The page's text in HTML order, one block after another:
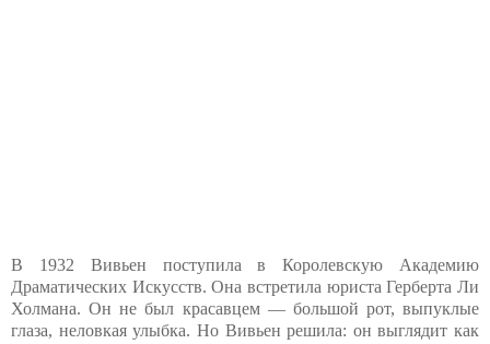
В 1932 Вивьен поступила в Королевскую Академию
Драматических Искусств. Она встретила юриста Герберта Ли
Холмана. Он не был красавцем — большой рот, выпуклые
глаза, неловкая улыбка. Но Вивьен решила: он выглядит как